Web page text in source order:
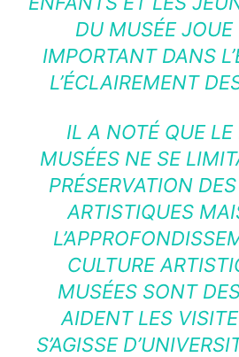
DU MUSÉE JOUE
IMPORTANT DANS
L’ÉCLAIREMENT
IL A NOTÉ QUE LE
MUSÉES NE SE
PRÉSERVATION
ARTISTIQUES
CULTURE
MUSÉES SONT
AIDENT LES
S’AGISSE